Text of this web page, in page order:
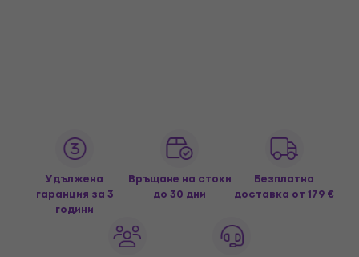
Удължена
гаранция за 3
години
Връщане на стоки
до 30 дни
Безплатна
доставка от 179 €